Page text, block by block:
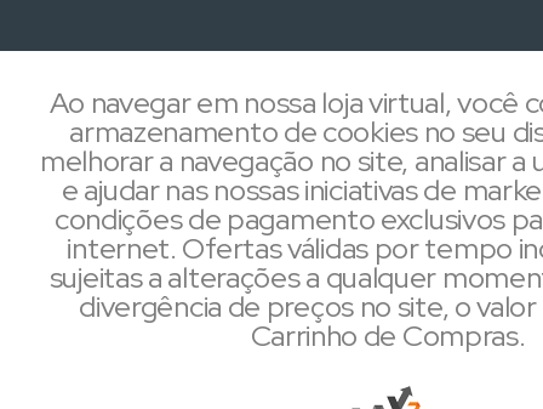
Ao navegar em nossa loja virtual, você
armazenamento de cookies no seu
melhorar a navegação no site, analisar a
e ajudar nas nossas iniciativas de
condições de pagamento exclusivos
internet. Ofertas válidas por tempo
sujeitas a alterações a qualquer
divergência de preços no site, o
Carrinho de Compras.